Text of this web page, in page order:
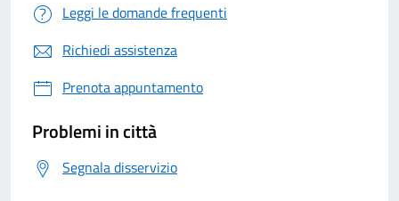
Leggi le domande frequenti
Richiedi assistenza
Prenota appuntamento
Problemi in città
Segnala disservizio